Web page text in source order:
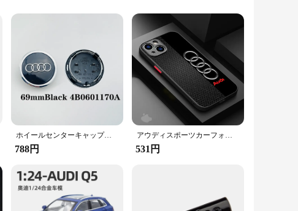
is engineered to remove contaminants and impurities from the
filtration. By maintaining the cleanliness of your engine's oil,
allowing for a hassle-free maintenance routine. The set
mechanics and DIY enthusiasts. The filter's high-quality
and dependable choice. Available in sets, this filter is
ensures that it meets the specific needs of this model,
offer reliable oil filtration solutions to their customers.
ホイールセンターキャップハブカバーバッジ、a3、a4、a5、a6、a7、a8、s4、s6、4b0601170、60mm、61mm、68mm、69mm、135mm、4個
788円
アウディスポーツカーフォンケース,iphone 16,15 pro max,14 plus,11,12,13 pro max,se,8,7,14 pro,x,xs,xr,15プロ、12ミニ
531円